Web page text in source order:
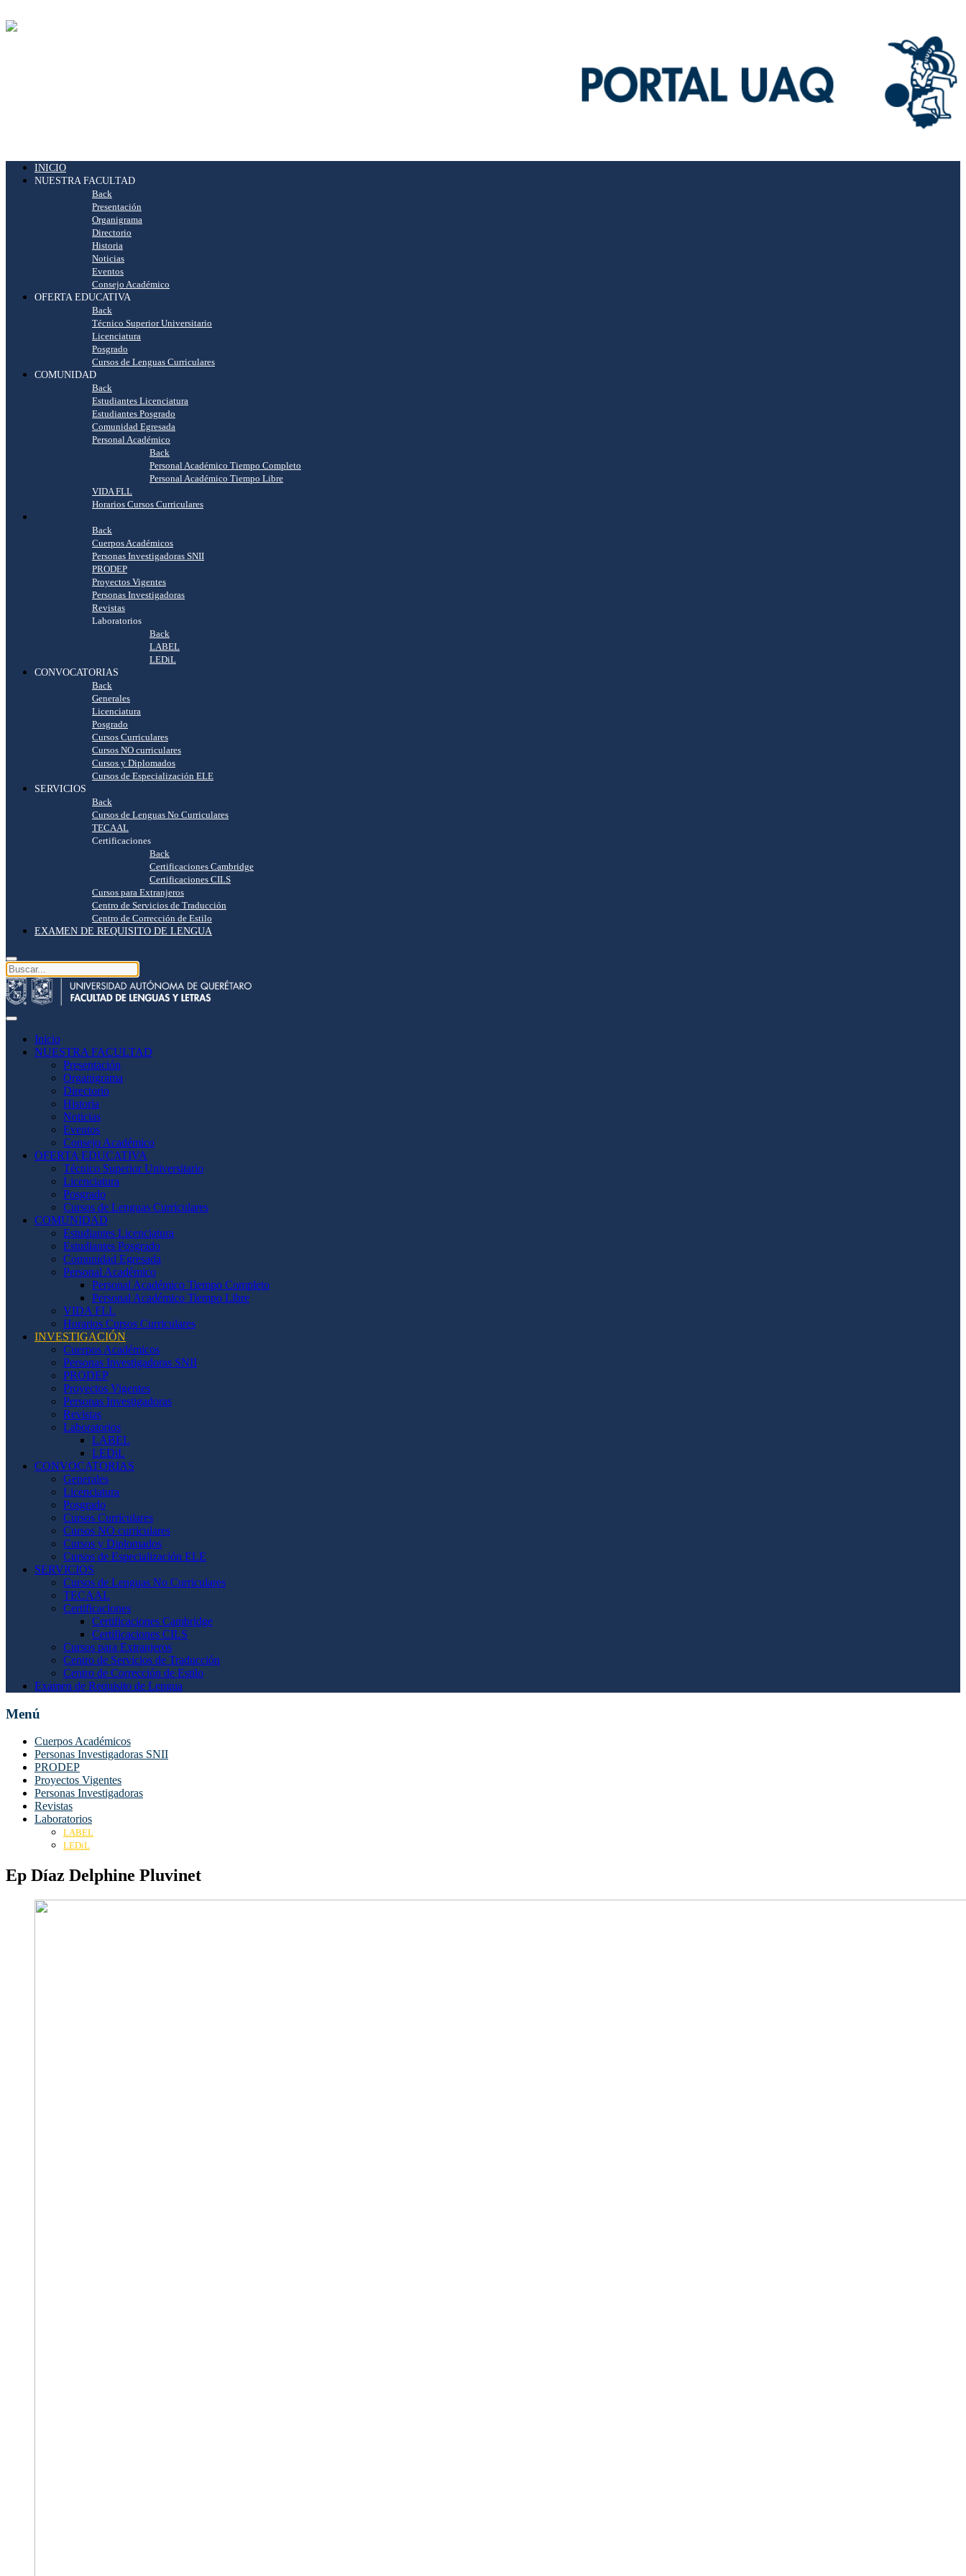
INICIO
NUESTRA FACULTAD
Back
Presentación
Organigrama
Directorio
Historia
Noticias
Eventos
Consejo Académico
OFERTA EDUCATIVA
Back
Técnico Superior Universitario
Licenciatura
Posgrado
Cursos de Lenguas Curriculares
COMUNIDAD
Back
Estudiantes Licenciatura
Estudiantes Posgrado
Comunidad Egresada
Personal Académico
Back
Personal Académico Tiempo Completo
Personal Académico Tiempo Libre
VIDA FLL
Horarios Cursos Curriculares
Back
Cuerpos Académicos
Personas Investigadoras SNII
PRODEP
Proyectos Vigentes
Personas Investigadoras
Revistas
Laboratorios
Back
LABEL
LEDiL
CONVOCATORIAS
Back
Generales
Licenciatura
Posgrado
Cursos Curriculares
Cursos NO curriculares
Cursos y Diplomados
Cursos de Especialización ELE
SERVICIOS
Back
Cursos de Lenguas No Curriculares
TECAAL
Certificaciones
Back
Certificaciones Cambridge
Certificaciones CILS
Cursos para Extranjeros
Centro de Servicios de Traducción
Centro de Corrección de Estilo
EXAMEN DE REQUISITO DE LENGUA
Inicio
NUESTRA FACULTAD
Presentación
Organigrama
Directorio
Historia
Noticias
Eventos
Consejo Académico
OFERTA EDUCATIVA
Técnico Superior Universitario
Licenciatura
Posgrado
Cursos de Lenguas Curriculares
COMUNIDAD
Estudiantes Licenciatura
Estudiantes Posgrado
Comunidad Egresada
Personal Académico
Personal Académico Tiempo Completo
Personal Académico Tiempo Libre
VIDA FLL
Horarios Cursos Curriculares
INVESTIGACIÓN
Cuerpos Académicos
Personas Investigadoras SNII
PRODEP
Proyectos Vigentes
Personas Investigadoras
Revistas
Laboratorios
LABEL
LEDiL
CONVOCATORIAS
Generales
Licenciatura
Posgrado
Cursos Curriculares
Cursos NO curriculares
Cursos y Diplomados
Cursos de Especialización ELE
SERVICIOS
Cursos de Lenguas No Curriculares
TECAAL
Certificaciones
Certificaciones Cambridge
Certificaciones CILS
Cursos para Extranjeros
Centro de Servicios de Traducción
Centro de Corrección de Estilo
Examen de Requisito de Lengua
Menú
Cuerpos Académicos
Personas Investigadoras SNII
PRODEP
Proyectos Vigentes
Personas Investigadoras
Revistas
Laboratorios
LABEL
LEDiL
Ep Díaz Delphine Pluvinet